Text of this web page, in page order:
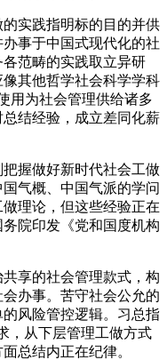
实践指明标的目的并供
事于中国式现代化的社
范畴的实践取立异研
其他哲学社会科学学科
用为社会管理供给诸多
结经验，成立差同化薪
握做好新时代社会工做
气概、中国气派的学问
理论，但这些经验正在
院印发《党和国度机构
享的社会管理款式，构
办事。苦守社会公允的
风险管控逻辑。习总指
，从下层管理工做方式
总结内正在纪律。